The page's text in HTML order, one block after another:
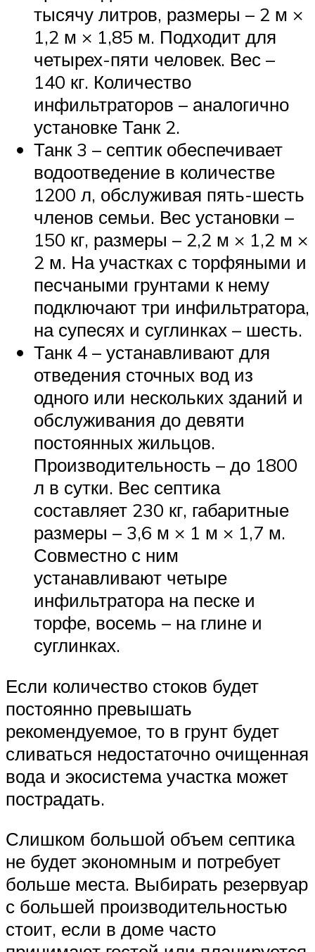
тысячу литров, размеры – 2 м ×
1,2 м × 1,85 м. Подходит для
четырех-пяти человек. Вес –
140 кг. Количество
инфильтраторов – аналогично
установке Танк 2.
Танк 3 – септик обеспечивает
водоотведение в количестве
1200 л, обслуживая пять-шесть
членов семьи. Вес установки –
150 кг, размеры – 2,2 м × 1,2 м ×
2 м. На участках с торфяными и
песчаными грунтами к нему
подключают три инфильтратора,
на супесях и суглинках – шесть.
Танк 4 – устанавливают для
отведения сточных вод из
одного или нескольких зданий и
обслуживания до девяти
постоянных жильцов.
Производительность – до 1800
л в сутки. Вес септика
составляет 230 кг, габаритные
размеры – 3,6 м × 1 м × 1,7 м.
Совместно с ним
устанавливают четыре
инфильтратора на песке и
торфе, восемь – на глине и
суглинках.
Если количество стоков будет
постоянно превышать
рекомендуемое, то в грунт будет
сливаться недостаточно очищенная
вода и экосистема участка может
пострадать.
Слишком большой объем септика
не будет экономным и потребует
больше места. Выбирать резервуар
с большей производительностью
стоит, если в доме часто